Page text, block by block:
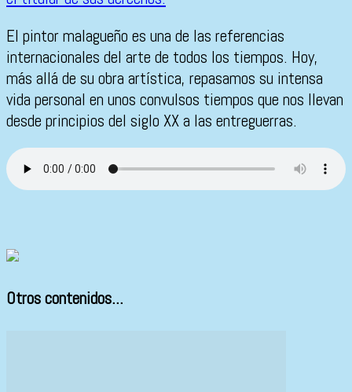
El pintor malagueño es una de las referencias
internacionales del arte de todos los tiempos. Hoy,
más allá de su obra artística, repasamos su intensa
vida personal en unos convulsos tiempos que nos llevan
desde principios del siglo XX a las entreguerras.
Otros contenidos...